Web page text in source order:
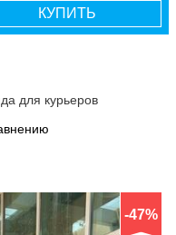
КУПИТЬ
для курьеров
-47%